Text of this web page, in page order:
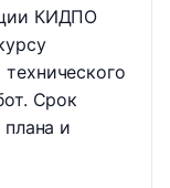
КИДПО
Срок
и